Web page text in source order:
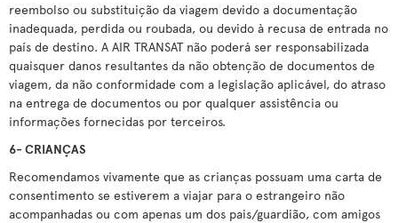
reembolso ou substituição da viagem devido a documentação
inadequada, perdida ou roubada, ou devido à recusa de entrada no
país de destino. A AIR TRANSAT não poderá ser responsabilizada
quaisquer danos resultantes da não obtenção de documentos de
viagem, da não conformidade com a legislação aplicável, do atraso
na entrega de documentos ou por qualquer assistência ou
informações fornecidas por terceiros.
6- CRIANÇAS
Recomendamos vivamente que as crianças possuam uma carta de
consentimento se estiverem a viajar para o estrangeiro não
acompanhadas ou com apenas um dos pais/guardião, com amigos